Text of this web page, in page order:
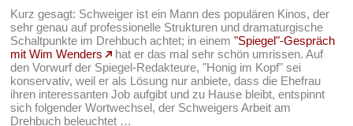
Kurz gesagt: Schweiger ist ein Mann des populären Kinos, der
sehr genau auf professionelle Strukturen und dramaturgische
Schaltpunkte im Drehbuch achtet; in einem"Spiegel"-Gespräch
mit Wim Wenders
hat er das mal sehr schön umrissen. Auf
den Vorwurf der Spiegel-Redakteure, "Honig im Kopf" sei
konservativ, weil er als Lösung nur anbiete, dass die Ehefrau
ihren interessanten Job aufgibt und zu Hause bleibt, entspinnt
sich folgender Wortwechsel, der Schweigers Arbeit am
Drehbuch beleuchtet …